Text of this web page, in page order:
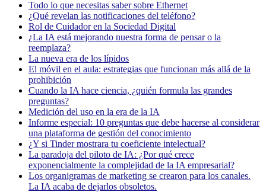
Todo lo que necesitas saber sobre Ethernet
¿Qué revelan las notificaciones del teléfono?
Rol de Cuidador en la Sociedad Digital
¿La IA está mejorando nuestra forma de pensar o la
reemplaza?
La nueva era de los lípidos
El móvil en el aula: estrategias que funcionan más allá de la
prohibición
Cuando la IA hace ciencia, ¿quién formula las grandes
preguntas?
Medición del uso en la era de la IA
Informe especial: 10 preguntas que debe hacerse al considerar
una plataforma de gestión del conocimiento
¿Y si Tinder mostrara tu coeficiente intelectual?
La paradoja del piloto de IA: ¿Por qué crece
exponencialmente la complejidad de la IA empresarial?
Los organigramas de marketing se crearon para los canales.
La IA acaba de dejarlos obsoletos.